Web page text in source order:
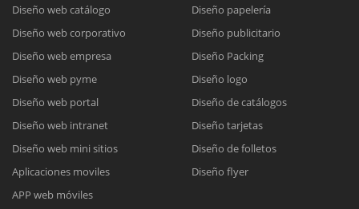
Diseño web catálogo
Diseño web corporativo
Diseño web empresa
Diseño web pyme
Diseño web portal
Diseño web intranet
Diseño web mini sitios
Aplicaciones moviles
APP web móviles
Diseño papelería
Diseño publicitario
Diseño Packing
Diseño logo
Diseño de catálogos
Diseño tarjetas
Diseño de folletos
Diseño flyer